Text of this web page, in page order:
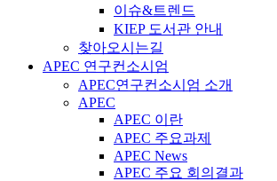
이슈&트렌드
KIEP 도서관 안내
찾아오시는길
APEC 연구컨소시엄
APEC연구컨소시엄 소개
APEC
APEC 이란
APEC 주요과제
APEC News
APEC 주요 회의결과